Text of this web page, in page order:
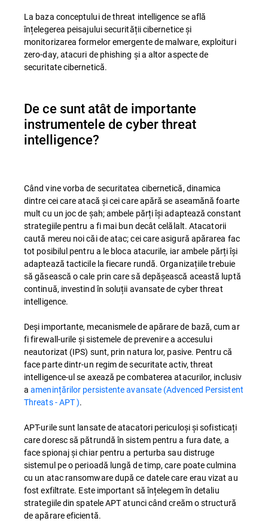
La baza conceptului de threat intelligence se află
înțelegerea peisajului securității cibernetice și
monitorizarea formelor emergente de malware, exploituri
zero-day, atacuri de phishing și a altor aspecte de
securitate cibernetică.
De ce sunt atât de importante
instrumentele de cyber threat
intelligence?
Când vine vorba de securitatea cibernetică, dinamica
dintre cei care atacă și cei care apără se aseamănă foarte
mult cu un joc de șah; ambele părți își adaptează constant
strategiile pentru a fi mai bun decât celălalt. Atacatorii
caută mereu noi căi de atac; cei care asigură apărarea fac
tot posibilul pentru a le bloca atacurile, iar ambele părți își
adaptează tacticile la fiecare rundă. Organizațiile trebuie
să găsească o cale prin care să depășească această luptă
continuă, investind în soluții avansate de cyber threat
intelligence.
Deși importante, mecanismele de apărare de bază, cum ar
fi firewall-urile și sistemele de prevenire a accesului
neautorizat (IPS) sunt, prin natura lor, pasive. Pentru că
face parte dintr-un regim de securitate activ, threat
intelligence-ul se axează pe combaterea atacurilor, inclusiv
aamenințărilor persistente avansate (Advenced Persistent
Threats - APT ).
APT-urile sunt lansate de atacatori periculoși și sofisticați
care doresc să pătrundă în sistem pentru a fura date, a
face spionaj și chiar pentru a perturba sau distruge
sistemul pe o perioadă lungă de timp, care poate culmina
cu un atac ransomware după ce datele care erau vizat au
fost exfiltrate. Este important să înțelegem în detaliu
strategiile din spatele APT atunci când creăm o structură
de apărare eficientă.